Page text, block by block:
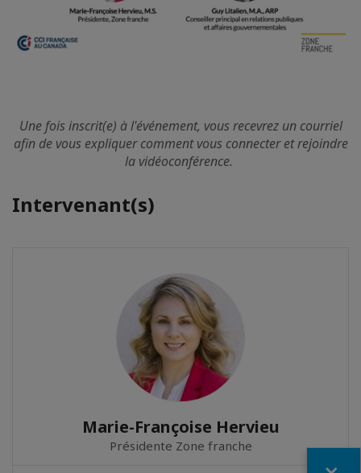
Une fois inscrit(e) à l'événement, vous recevrez un courriel
afin de vous expliquer comment vous connecter et rejoindre
la vidéoconférence.
Intervenant(s)
Marie-Françoise Hervieu
Présidente Zone franche